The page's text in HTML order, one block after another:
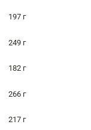
197 г
249 г
182 г
266 г
217 г